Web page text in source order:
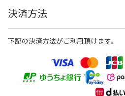
決済方法
下記の決済方法がご利用頂けます。